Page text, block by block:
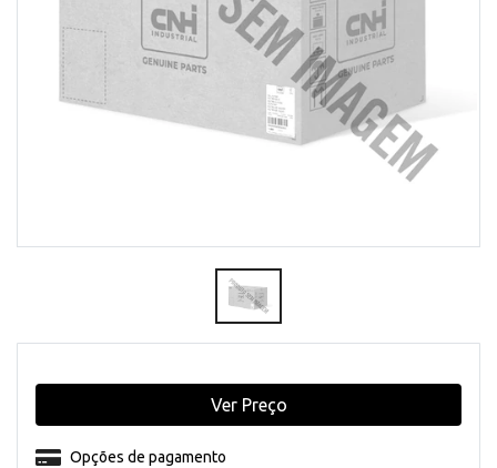
Opções de pagamento
Ver Preço